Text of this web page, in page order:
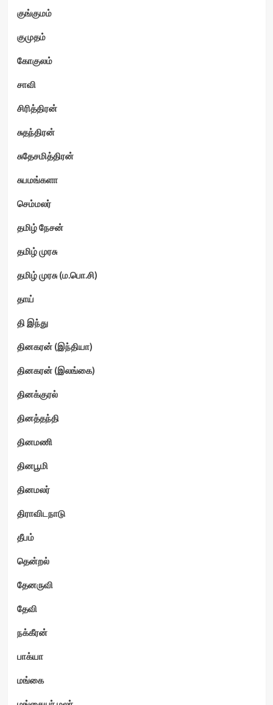
குங்குமம்
குமுதம்
கோகுலம்
சாவி
சிரித்திரன்
சுதந்திரன்
சுதேசமித்திரன்
சுபமங்களா
செம்மலர்
தமிழ் நேசன்
தமிழ் முரசு
தமிழ் முரசு (ம.பொ.சி)
தாய்
தி இந்து
தினகரன் (இந்தியா)
தினகரன் (இலங்கை)
தினக்குரல்
தினத்தந்தி
தினமணி
தினபூமி
தினமலர்
திராவிடநாடு
தீபம்
தென்றல்
தேனருவி
தேவி
நக்கீரன்
பாக்யா
மங்கை